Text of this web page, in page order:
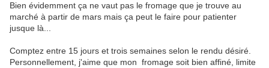
Bien évidemment ça ne vaut pas le fromage que je trouve au
marché à partir de mars mais ça peut le faire pour patienter
jusque là...
Comptez entre 15 jours et trois semaines selon le rendu désiré.
Personnellement, j'aime que mon fromage soit bien affiné, limite